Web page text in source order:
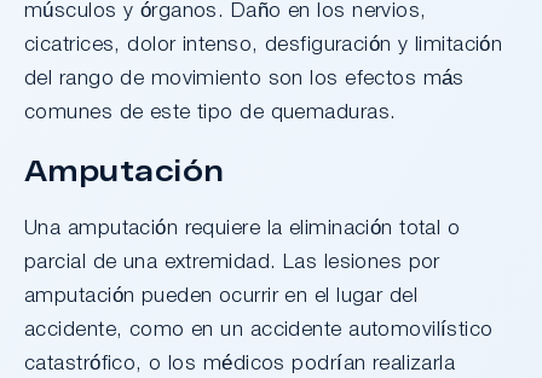
músculos y órganos. Daño en los nervios,
cicatrices, dolor intenso, desfiguración y limitación
del rango de movimiento son los efectos más
comunes de este tipo de quemaduras.
Amputación
Una amputación requiere la eliminación total o
parcial de una extremidad. Las lesiones por
amputación pueden ocurrir en el lugar del
accidente, como en un accidente automovilístico
catastrófico, o los médicos podrían realizarla